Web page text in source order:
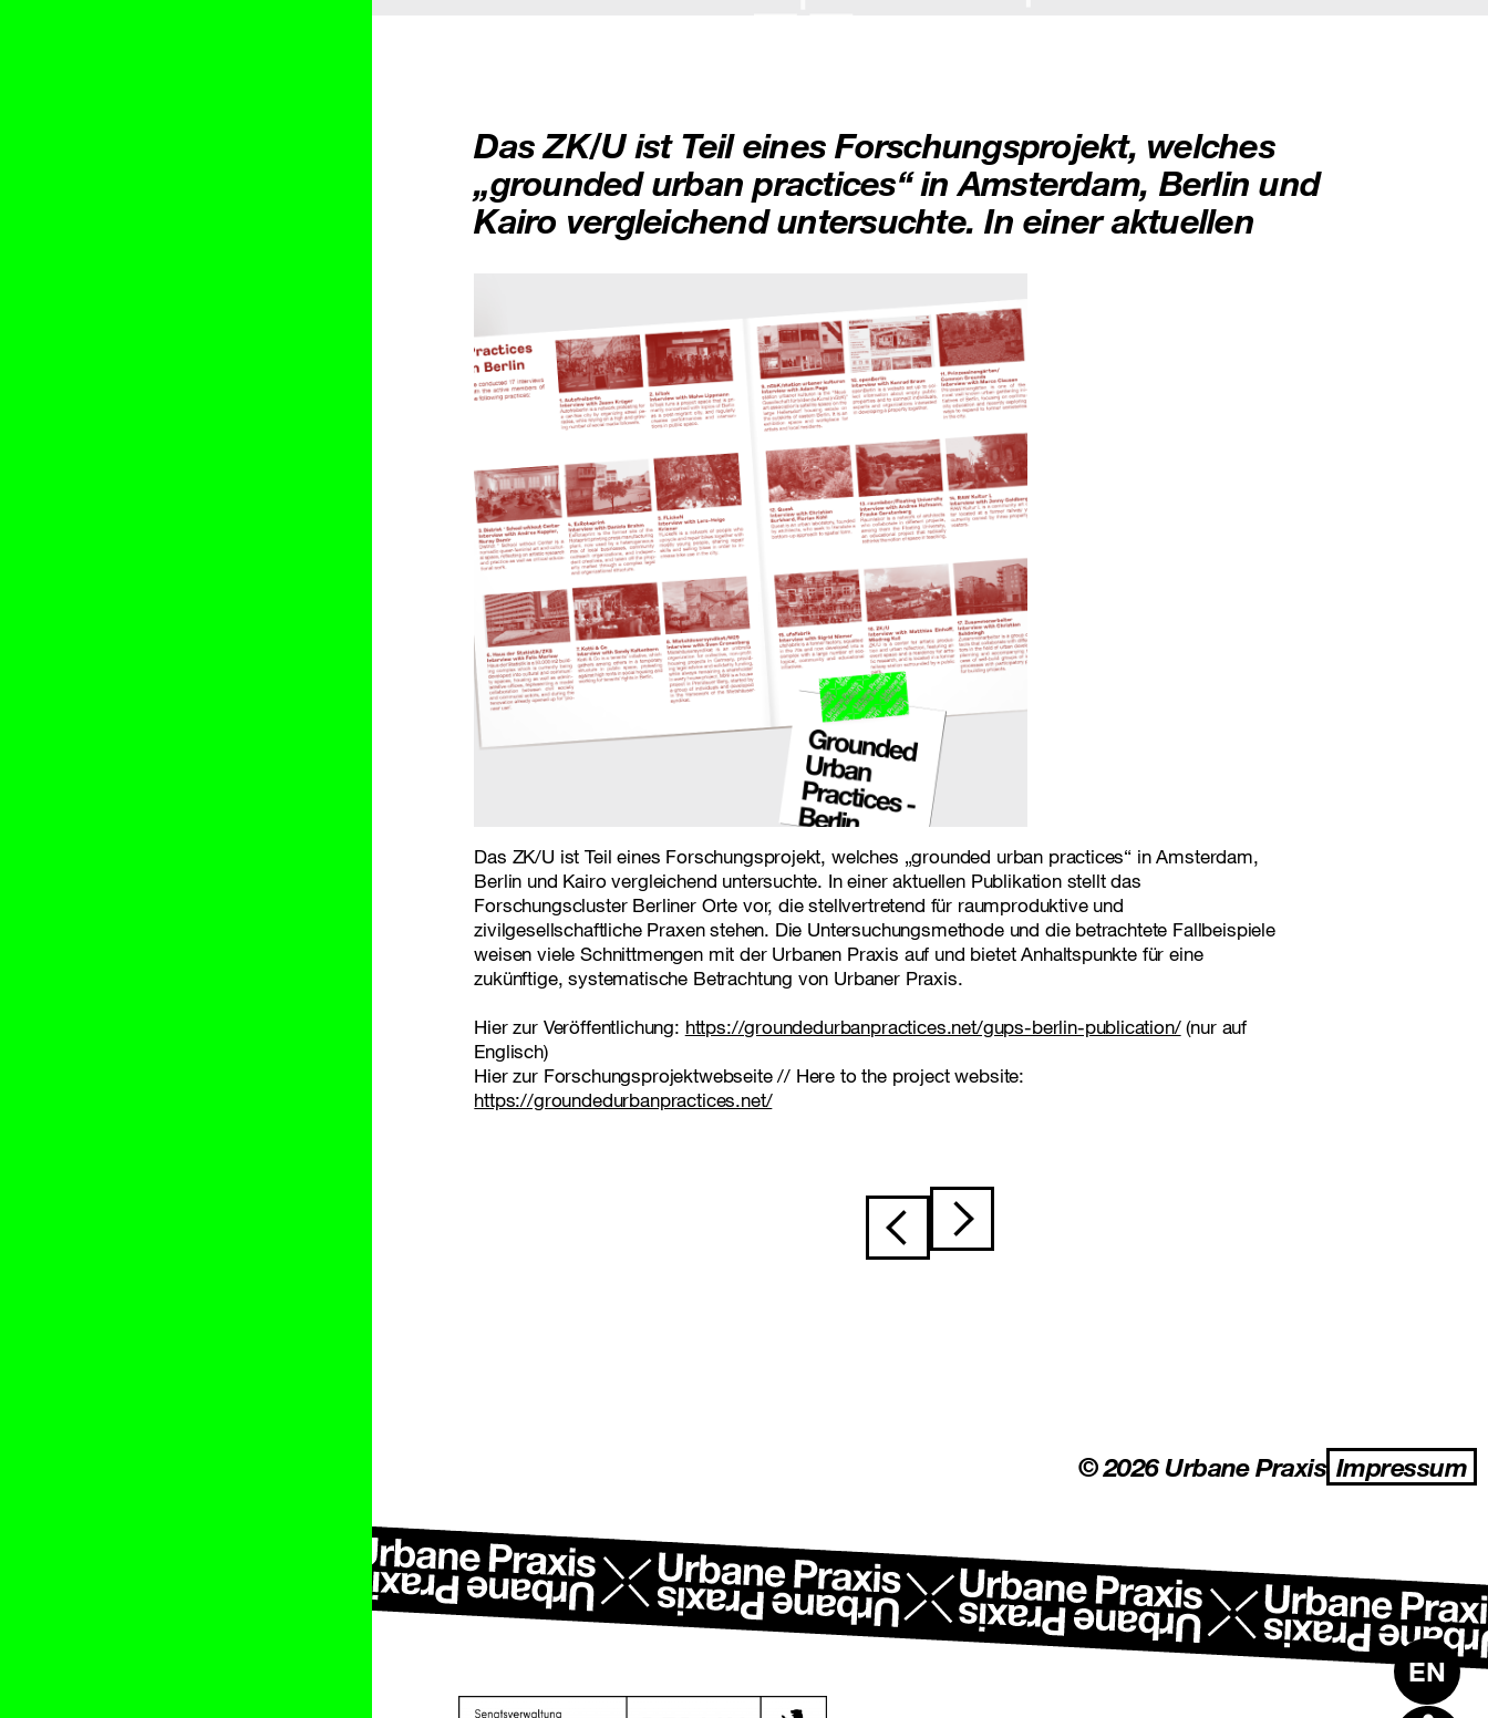
Das ZK/U ist Teil eines Forschungsprojekt, welches
„grounded urban practices“ in Amsterdam, Berlin und
Kairo vergleichend untersuchte. In einer aktuellen
Das ZK/U ist Teil eines Forschungsprojekt, welches „grounded urban practices“ in Amsterdam,
Berlin und Kairo vergleichend untersuchte. In einer aktuellen Publikation stellt das
Forschungscluster Berliner Orte vor, die stellvertretend für raumproduktive und
zivilgesellschaftliche Praxen stehen. Die Untersuchungsmethode und die betrachtete Fallbeispiele
weisen viele Schnittmengen mit der Urbanen Praxis auf und bietet Anhaltspunkte für eine
zukünftige, systematische Betrachtung von Urbaner Praxis.
Hier zur Veröffentlichung: https://groundedurbanpractices.net/gups-berlin-publication/(nur auf
Englisch)
Hier zur Forschungsprojektwebseite // Here to the project website:
https://groundedurbanpractices.net/
Beitragsnavigation
© 2026 Urbane Praxis Impressum
EN